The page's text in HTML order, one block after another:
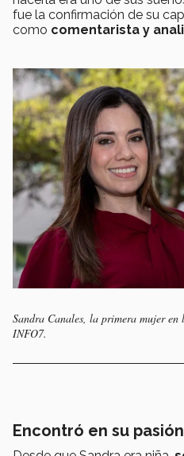
fue la confirmación de su
como comentarista y
Sandra Canales, la primera mujer
INFO7.
Encontró en su